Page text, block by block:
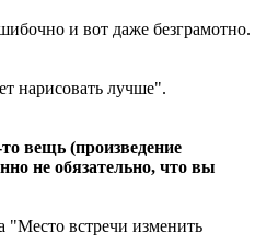
и вот даже безграмотно.
нарисовать лучше".
вещь (произведение
не обязательно, что вы
"Место встречи изменить